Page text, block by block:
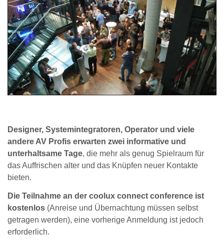
Designer, Systemintegratoren, Operator und viele
andere AV Profis erwarten zwei informative und
unterhaltsame Tage, die mehr als genug Spielraum für
das Auffrischen alter und das Knüpfen neuer Kontakte
bieten.
Die Teilnahme an der coolux connect conference ist
kostenlos (Anreise und Übernachtung müssen selbst
getragen werden), eine vorherige Anmeldung ist jedoch
erforderlich.